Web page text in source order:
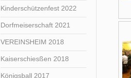
Kinderschützenfest 2022
Dorfmeiserschaft 2021
VEREINSHEIM 2018
Kaiserschiesßen 2018
Königsball 2017